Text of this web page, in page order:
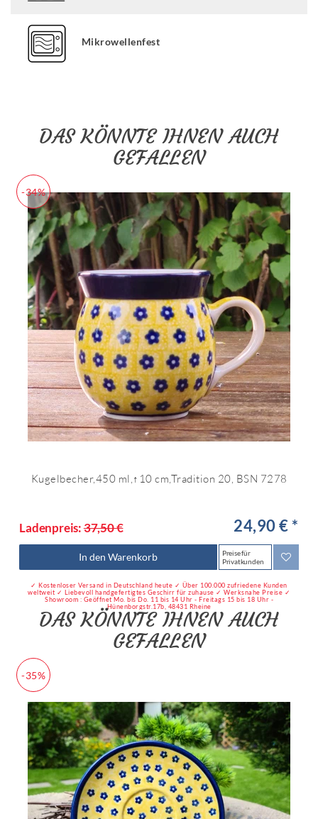
Mikrowellenfest
DAS KÖNNTE IHNEN AUCH
GEFALLEN
-34%
Kugelbecher,450 ml,↑10 cm,Tradition 20, BSN 7278
Ladenpreis:37,50 € 24,90 € *
In den Warenkorb
Preise für
Privatkunden
✓ Kostenloser Versand in Deutschland heute ✓ Über 100.000 zufriedene Kunden
weltweit ✓ Liebevoll handgefertigtes Geschirr für zuhause ✓ Werksnahe Preise ✓
Showroom : Geöffnet Mo. bis Do. 11 bis 14 Uhr - Freitags 15 bis 18 Uhr -
Hünenborgstr.17b, 48431 Rheine
DAS KÖNNTE IHNEN AUCH
GEFALLEN
-35%